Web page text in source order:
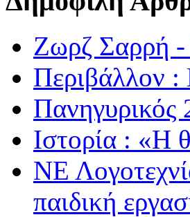
Ζωρζ Σαρρή -
Περιβάλλον :
Ιστορία : «Η
ΝΕ
παιδική